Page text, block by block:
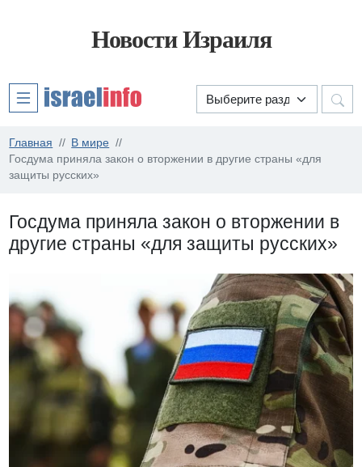
Новости Израиля
Главная
В мире
Госдума приняла закон о вторжении в другие страны «для
защиты русских»
Госдума приняла закон о вторжении в
другие страны «для защиты русских»